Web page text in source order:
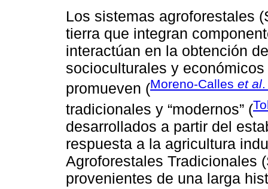
Los sistemas agroforestales
tierra que integran
interactúan en la obtención
socioculturales y
promueven (Moreno-Calles et al
tradicionales y “modernos” (
desarrollados a partir del
respuesta a la agricultura
Agroforestales Tradicionales
provenientes de una larga